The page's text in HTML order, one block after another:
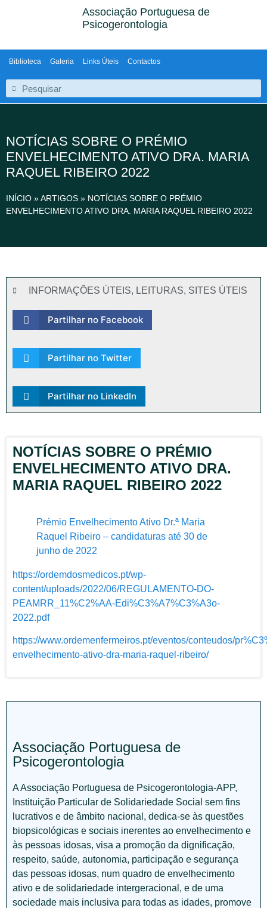
Associação Portuguesa de
Psicogerontologia
Biblioteca Galeria Links Úteis Contactos
NOTÍCIAS SOBRE O PRÉMIO
ENVELHECIMENTO ATIVO DRA. MARIA
RAQUEL RIBEIRO 2022
INÍCIO »ARTIGOS » NOTÍCIAS SOBRE O PRÉMIO
ENVELHECIMENTO ATIVO DRA. MARIA RAQUEL RIBEIRO 2022
INFORMAÇÕES ÚTEIS, LEITURAS, SITES ÚTEIS
Partilhar no Facebook
Partilhar no Twitter
Partilhar no LinkedIn
NOTÍCIAS SOBRE O PRÉMIO
ENVELHECIMENTO ATIVO DRA.
MARIA RAQUEL RIBEIRO 2022
Prémio Envelhecimento Ativo Dr.ª Maria
Raquel Ribeiro – candidaturas até 30 de
junho de 2022
https://ordemdosmedicos.pt/wp-
content/uploads/2022/06/REGULAMENTO-DO-
PEAMRR_11%C2%AA-Edi%C3%A7%C3%A3o-
2022.pdf
https://www.ordemenfermeiros.pt/eventos/conteudos/
envelhecimento-ativo-dra-maria-raquel-ribeiro/
Associação Portuguesa de
Psicogerontologia
A Associação Portuguesa de Psicogerontologia-APP,
Instituição Particular de Solidariedade Social sem fins
lucrativos e de âmbito nacional, dedica-se às questões
biopsicológicas e sociais inerentes ao envelhecimento e
às pessoas idosas, visa a promoção da dignificação,
respeito, saúde, autonomia, participação e segurança
das pessoas idosas, num quadro de envelhecimento
ativo e de solidariedade intergeracional, e de uma
sociedade mais inclusiva para todas as idades, promove